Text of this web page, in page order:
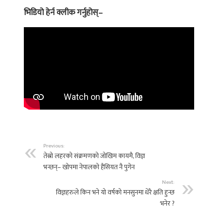
भिडियो हेर्न क्लीक गर्नुहोस्–
Previous:
तेस्रो लहरको संक्रमणको जोखिम कायमै, विज्ञ
भन्छन्– खोपमा नेपालको हैसियत नै पुगेन
Next:
विज्ञहरुले किन भने यो वर्षको मनसुनमा धेरै क्षति हुन्छ
भनेर ?